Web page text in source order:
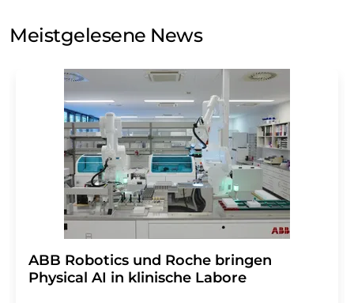
Meinungsforschung per E-Mail kontaktieren. Ihre
Einwilligung können Sie jederzeit ohne Angabe von
Str. 2, 12489 Berlin oder per E-Mail unter
widerruf@lumitos.commit Wirkung für die Zukunft
widerrufen. Zudem ist in jeder E-Mail ein Link zur
Abbestellung des entsprechenden Newsletters
enthalten.
Meistgelesene News
​​​​​​​ABB Robotics und Roche bringen
Physical AI in klinische Labore